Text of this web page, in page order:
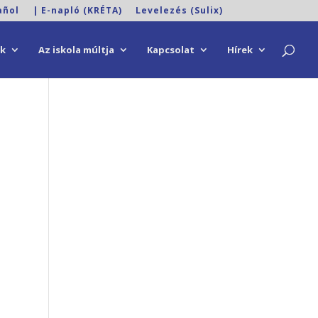
| E-napló (KRÉTA) Levelezés (Sulix)
Az iskola múltja Kapcsolat Hírek